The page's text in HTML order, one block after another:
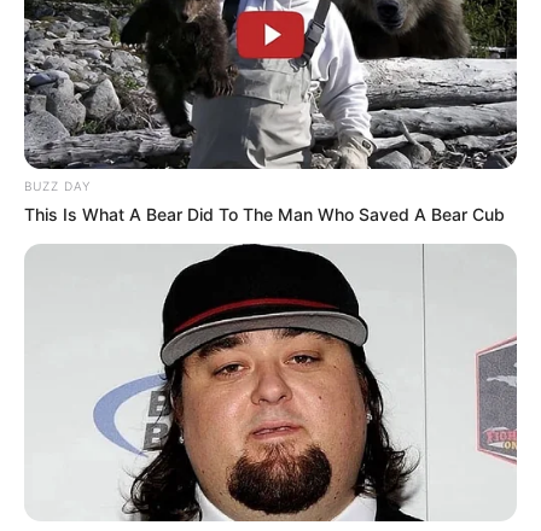
BUZZ DAY
This Is What A Bear Did To The Man Who Saved A Bear Cub